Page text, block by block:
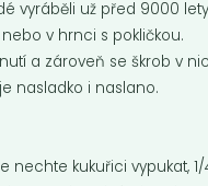
vyráběli už před 9000
v hrnci s pokličkou.
a zároveň se škrob v
nasladko i naslano.
nechte kukuřici vypukat, 1/